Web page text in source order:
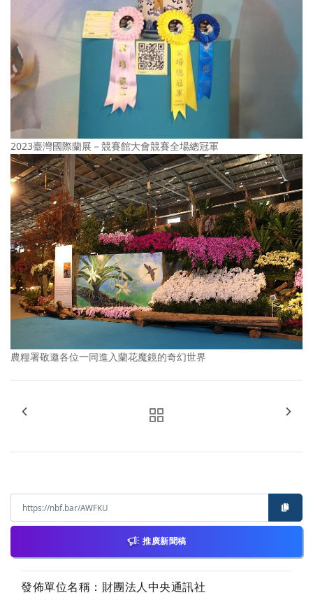
2023臺灣國際蘭展－競賽館大會競賽全場總冠軍
農糧署敬邀各位一同進入蘭花魔鏡的奇幻世界
推廣新聞稿
發佈單位名稱：財團法人中央通訊社